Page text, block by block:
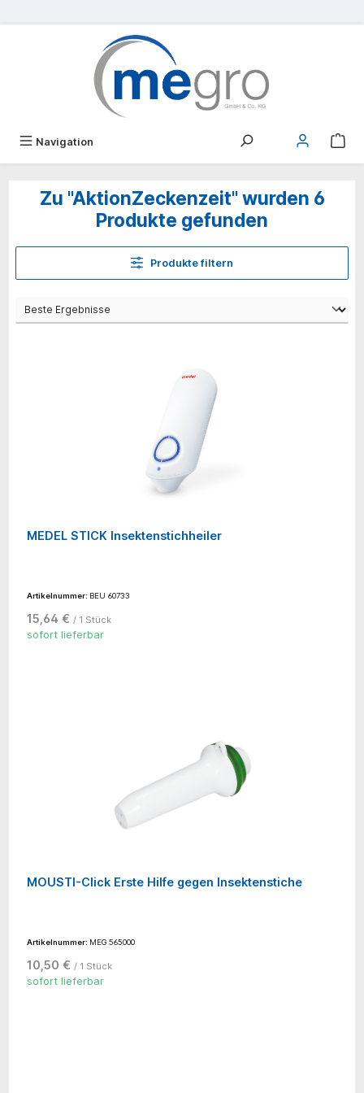
Navigation
Zu "AktionZeckenzeit" wurden 6
Produkte gefunden
Produkte filtern
MEDEL STICK Insektenstichheiler
Artikelnummer: BEU 60733
15,64 € / 1 Stück
sofort lieferbar
MOUSTI-Click Erste Hilfe gegen Insektenstiche
Artikelnummer: MEG 565000
10,50 € / 1 Stück
sofort lieferbar